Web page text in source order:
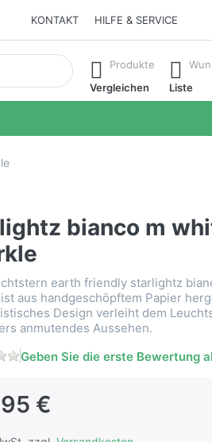
KONTAKT HILFE & SERVICE
automatisch erste Ergebnisse.
Produkte
Vergleichen
Liste
bianco m
earth friendly starlightz
aus handgeschöpftem Papier
Design verleiht dem
anmutendes Aussehen.
Geben Sie die erste Bewertung
€